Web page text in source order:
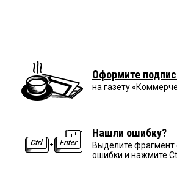
Оформите
на газету
Нашли ошибку?
Выделите фрагмент
ошибки и нажмите